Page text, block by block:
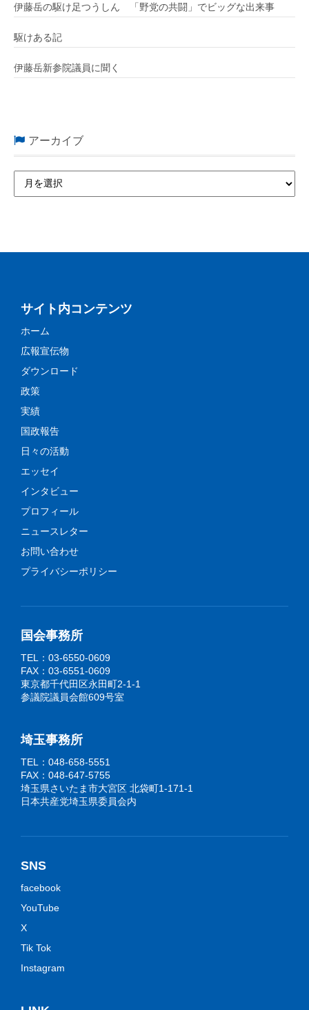
伊藤岳の駆け足つうしん 「野党の共闘」でビッグな出来事
駆けある記
伊藤岳新参院議員に聞く
アーカイブ
サイト内コンテンツ
ホーム
広報宣伝物
ダウンロード
政策
実績
国政報告
日々の活動
エッセイ
インタビュー
プロフィール
ニュースレター
お問い合わせ
プライバシーポリシー
国会事務所
TEL：03-6550-0609
FAX：03-6551-0609
東京都千代田区永田町2-1-1
参議院議員会館609号室
埼玉事務所
TEL：048-658-5551
FAX：048-647-5755
埼玉県さいたま市大宮区 北袋町1-171-1
日本共産党埼玉県委員会内
SNS
facebook
YouTube
X
Tik Tok
Instagram